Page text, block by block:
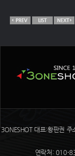
3ONESHOT 대표:황판권
연락처: 010-